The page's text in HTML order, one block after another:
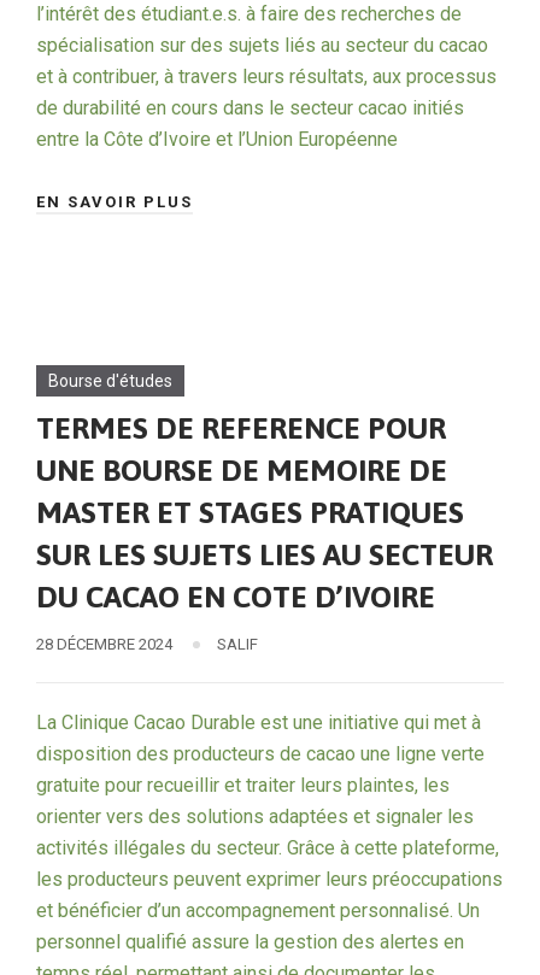
l’intérêt des étudiant.e.s. à faire des recherches de
spécialisation sur des sujets liés au secteur du cacao
et à contribuer, à travers leurs résultats, aux processus
de durabilité en cours dans le secteur cacao initiés
entre la Côte d’Ivoire et l’Union Européenne
EN SAVOIR PLUS
Bourse d'études
TERMES DE REFERENCE POUR
UNE BOURSE DE MEMOIRE DE
MASTER ET STAGES PRATIQUES
SUR LES SUJETS LIES AU SECTEUR
DU CACAO EN COTE D’IVOIRE
28 DÉCEMBRE 2024 SALIF
La Clinique Cacao Durable est une initiative qui met à
disposition des producteurs de cacao une ligne verte
gratuite pour recueillir et traiter leurs plaintes, les
orienter vers des solutions adaptées et signaler les
activités illégales du secteur. Grâce à cette plateforme,
les producteurs peuvent exprimer leurs préoccupations
et bénéficier d’un accompagnement personnalisé. Un
personnel qualifié assure la gestion des alertes en